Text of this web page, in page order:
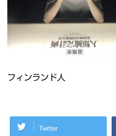
フィンランド人
Twitter